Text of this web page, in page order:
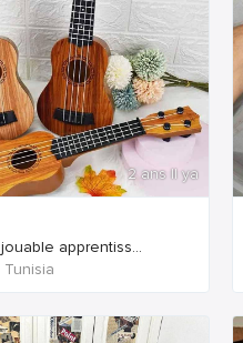
2 ans Il ya
apprentiss...